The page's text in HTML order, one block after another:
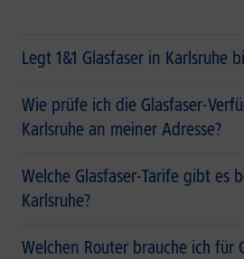
Legt 1&1 Glasfaser in Karlsruhe
Wie prüfe ich die Glasfaser-
Karlsruhe an meiner Adresse?
Welche Glasfaser-Tarife gibt es
Karlsruhe?
Welchen Router brauche ich für